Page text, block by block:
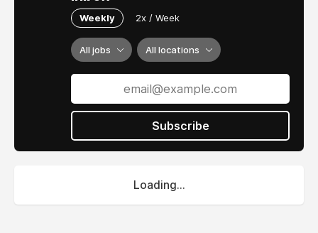
Weekly 2x / Week
All jobs All locations
Subscribe
Loading...